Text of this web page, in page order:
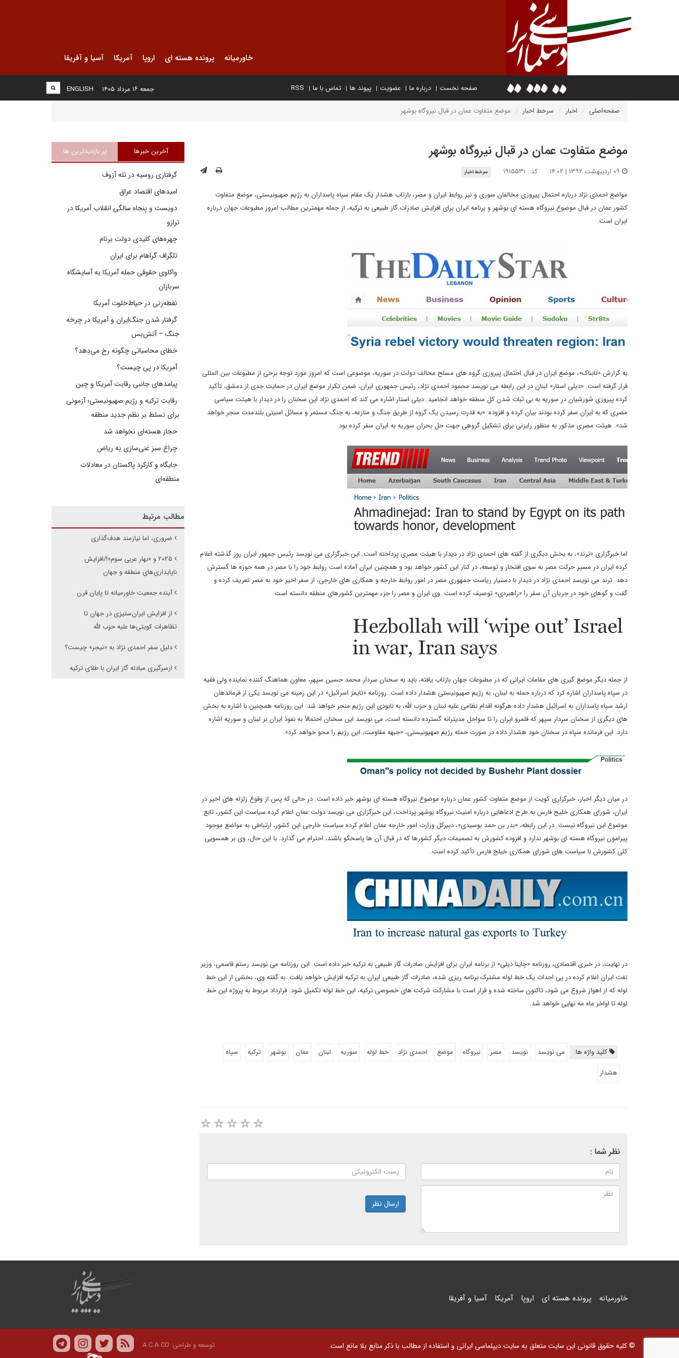
خاورمیانه پرونده هسته ای اروپا آمریکا آسیا و آفریقا
صفحه نخست درباره ما عضویت پیوند ها تماس با ما RSS
ENGLISH جمعه ۱۶ مرداد ۱۴۰۵
صفحه‌اصلی اخبار سرخط اخبار موضع متفاوت عمان در قبال نیروگاه بوشهر
موضع متفاوت عمان در قبال نیروگاه بوشهر
کد : ۱۹۱۵۵۳۱ سرخط اخبار
مواضع احمدی نژاد درباره احتمال پیروزی مخالفان سوری و نیز روابط ایران و مصر، بازتاب هشدار یک مقام سپاه پاسداران به رژیم صهیونیستی، موضع متفاوت
کشور عمان در قبال موضوع نیروگاه هسته ای بوشهر و برنامه ایران برای افزایش صادرات گاز طبیعی به ترکیه، از جمله مهمترین مطالب امروز مطبوعات جهان درباره
ایران است.
به گزارش «تابناک»، موضع ایران در قبال احتمال پیروزی گروه های مسلح مخالف دولت در سوریه، موضوعی است که امروز مورد توجه برخی از مطبوعات بین المللی
قرار گرفته است. «دیلی استار» لبنان در این رابطه می نویسد محمود احمدی نژاد، رئیس جمهوری ایران، ضمن تکرار موضع ایران در حمایت جدی از دمشق، تأکید
کرده پیروزی شورشیان در سوریه به بی ثبات شدن کل منطقه خواهد انجامید. دیلی استار اشاره می کند که احمدی نژاد این سخنان را در دیدار با هیئت سیاسی
مصری که به ایران سفر کرده بودند بیان کرده و افزوده: «به قدرت رسیدن یک گروه از طریق جنگ و منازعه، به جنگ مستمر و مسائل امنیتی بلندمدت منجر خواهد
شد». هیئت مصری مذکور به منظور رایزنی برای تشکیل گروهی جهت حل بحران سوریه به ایران سفر کرده بود.
اما خبرگزاری «ترند»، به بخش دیگری از گفته های احمدی نژاد در دیدار با هیئت مصری پرداخته است. این خبرگزاری می نویسد رئیس جمهور ایران روز گذشته اعلام
کرده ایران در مسیر حرکت مصر به سوی افتخار و توسعه، در کنار این کشور خواهد بود و همچنین ایران آماده است روابط خود را با مصر در همه حوزه ها گسترش
دهد. ترند می نویسد احمدی نژاد در دیدار با دستیار ریاست جمهوری مصر در امور روابط خارجه و همکاری های خارجی، از سفر اخیر خود به مصر تعریف کرده و
گفت و گوهای خود در جریان آن سفر را «راهبردی» توصیف کرده است. وی ایران و مصر را جزء مهمترین کشورهای منطقه دانسته است.
از جمله دیگر موضع گیری های مقامات ایرانی که در مطبوعات جهان بازتاب یافته، باید به سخنان سردار محمد حسین سپهر، معاون هماهنگ کننده نماینده ولی فقیه
در سپاه پاسداران اشاره کرد که درباره حمله به لبنان، به رژیم صهیونیستی هشدار داده است. روزنامه «تایمز اسرائیل» در این زمینه می نویسد یکی از فرماندهان
ارشد سپاه پاسداران به اسرائیل هشدار داده هرگونه اقدام نظامی علیه لبنان و حزب الله، به نابودی این رژیم منجر خواهد شد. این روزنامه همچنین با اشاره به بخش
های دیگری از سخنان سردار سپهر که قلمرو ایران را تا سواحل مدیترانه گسترده دانسته است، می نویسد این سخنان احتمالاً به نفوذ ایران بر لبنان و سوریه اشاره
دارد. این فرمانده سپاه در سخنان خود هشدار داده در صورت حمله رژیم صهیونیستی، «جبهه مقاومت، این رژیم را محو خواهد کرد».
در میان دیگر اخبار، خبرگزاری کویت از موضع متفاوت کشور عمان درباره موضوع نیروگاه هسته ای بوشهر خبر داده است. در حالی که پس از وقوع زلزله های اخیر در
ایران، شورای همکاری خلیج فارس به طرح ادعاهایی درباره امنیت نیروگاه بوشهر پرداخت، این خبرگزاری می نویسد دولت عمان اعلام کرده سیاست این کشور، تابع
موضوع این نیروگاه نیست. در این رابطه، «بدر بن حمد بوسیدی»، دبیرکل وزارت امور خارجه عمان اعلام کرده سیاست خارجی این کشور، ارتباطی به مواضع موجود
پیرامون نیروگاه هسته ای بوشهر ندارد و افزوده کشورش به تصمیمات دیگر کشورها که در قبال آن ها پاسخگو باشند، احترام می گذارد. با این حال، وی بر همسویی
کلی کشورش با سیاست های شورای همکاری خیلج فارس تأکید کرده است.
در نهایت، در خبری اقتصادی، روزنامه «چاینا دیلی» از برنامه ایران برای افزایش صادرات گاز طبیعی به ترکیه خبر داده است. این روزنامه می نویسد رستم قاسمی، وزیر
نفت ایران اعلام کرده در پی احداث یک خط لوله مشترک برنامه ریزی شده، صادرات گاز طبیعی ایران به ترکیه افزایش خواهد یافت. به گفته وی، بخشی از این خط
لوله که از اهواز شروع می شود، تاکنون ساخته شده و قرار است با مشارکت شرکت های خصوصی ترکیه، این خط لوله تکمیل شود. قرارداد مربوط به پروژه این خط
لوله تا اواخر ماه مه نهایی خواهد شد.
کلید واژه ها: می نویسد نویسد مصر نیروگاه موضع احمدی نژاد خط لوله سوریه لبنان عمان بوشهر ترکیه
سپاه
هشدار
نظر شما :
ارسال نظر
آخرین خبرها پر بازدیدترین ها
گرفتاری روسیه در تله آزوف
امیدهای اقتصاد عراق
دویست و پنجاه سالگی انقلاب آمریکا در
ترازو
چهره‌های کلیدی دولت برنام
تلگراف گراهام برای ایران
واکاوی حقوقی حمله آمریکا به آسایشگاه
سربازان
نقطه‌زنی در حیاط‌خلوت آمریکا
گرفتار شدن جنگ‌ایران و آمریکا در چرخه
جنگ – آتش‌بس
خطای محاسباتی چگونه رخ می‌دهد؟
آمریکا در پی چیست؟
پیامدهای جانبی رقابت آمریکا و چین
رقابت ترکیه و رژیم صهیونیستی؛ آزمونی
برای تسلط بر نظم جدید منطقه
حجاز هسته‌ای نخواهد شد
چراغ سبز غنی‌سازی به ریاض
جایگاه و کارکرد پاکستان در معادلات
منطقه‌ای
مطالب مرتبط
ضروری، اما نیازمند هدف‌گذاری
۲۰۲۵ و «بهار عربی سوم»!/افزایش
ناپایداری‌های منطقه و جهان
آینده جمعیت خاورمیانه تا پایان قرن
از افزایش ایران‌ستیزی در جهان تا
تظاهرات کویتی‌ها علیه حزب الله
دلیل سفر احمدی نژاد به «نیجر» چیست؟
ازسرگیری مبادله گاز ایران با طلای ترکیه
خاورمیانه پرونده هسته ای اروپا آمریکا آسیا و آفریقا
© کلیه حقوق قانونی این سایت متعلق به سایت دیپلماسی ایرانی و استفاده از مطالب با ذکر منابع بلا مانع است. توسعه و طراحی: A.C.A CO